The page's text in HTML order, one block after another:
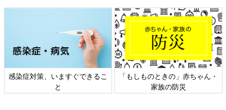
ぐできるこ
「もしものときの」赤ちゃん・
日本外来小児科学